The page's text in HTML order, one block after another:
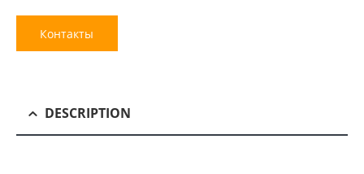
Контакты
DESCRIPTION